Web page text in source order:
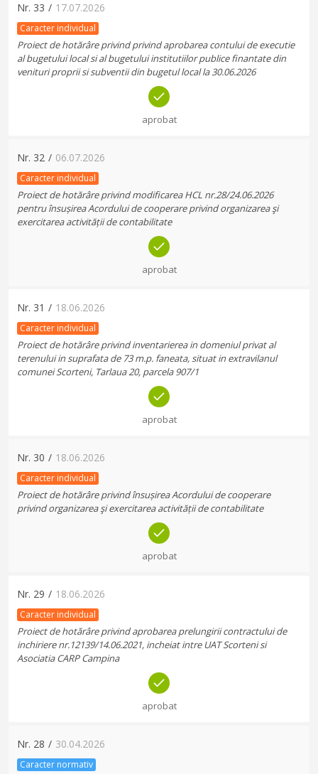
Nr. 33 / 17.07.2026
Caracter individual
Proiect de hotărâre privind privind aprobarea contului de executie
al bugetului local si al bugetului institutiilor publice finantate din
venituri proprii si subventii din bugetul local la 30.06.2026
aprobat
Nr. 32 / 06.07.2026
Caracter individual
Proiect de hotărâre privind modificarea HCL nr.28/24.06.2026
pentru însușirea Acordului de cooperare privind organizarea şi
exercitarea activității de contabilitate
aprobat
Nr. 31 / 18.06.2026
Caracter individual
Proiect de hotărâre privind inventarierea in domeniul privat al
terenului in suprafata de 73 m.p. faneata, situat in extravilanul
comunei Scorteni, Tarlaua 20, parcela 907/1
aprobat
Nr. 30 / 18.06.2026
Caracter individual
Proiect de hotărâre privind însușirea Acordului de cooperare
privind organizarea şi exercitarea activității de contabilitate
aprobat
Nr. 29 / 18.06.2026
Caracter individual
Proiect de hotărâre privind aprobarea prelungirii contractului de
inchiriere nr.12139/14.06.2021, incheiat intre UAT Scorteni si
Asociatia CARP Campina
aprobat
Nr. 28 / 30.04.2026
Caracter normativ